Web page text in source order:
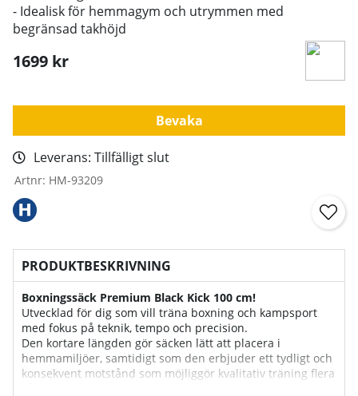
- Idealisk för hemmagym och utrymmen med
begränsad takhöjd
1699 kr
Bevaka
Leverans: Tillfälligt slut
Artnr: HM-93209
PRODUKTBESKRIVNING
Boxningssäck Premium Black Kick 100 cm!
Utvecklad för dig som vill träna boxning och kampsport
med fokus på teknik, tempo och precision.
Den kortare längden gör säcken lätt att placera i
hemmamiljöer, samtidigt som den erbjuder ett tydligt och
konsekvent motstånd som möjliggör kvalitativ träning flera